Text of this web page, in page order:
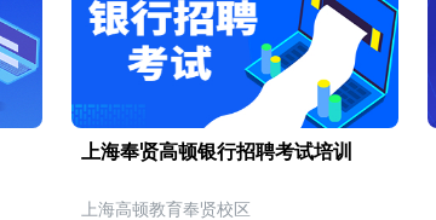
上海奉贤高顿银行招聘考试培训
上海高顿教育奉贤校区